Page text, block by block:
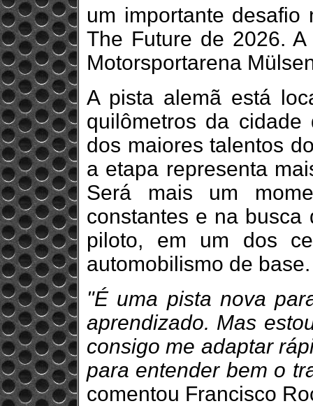
um importante desafio
The Future de 2026.
Motorsportarena
A pista alemã está
quilômetros da
dos maiores talentos
a etapa representa
Será mais um
constantes e na busca
piloto, em um dos
automobilismo de base.
"É uma pista nova
aprendizado. Mas
consigo me adaptar
para entender bem o
comentou Francisco